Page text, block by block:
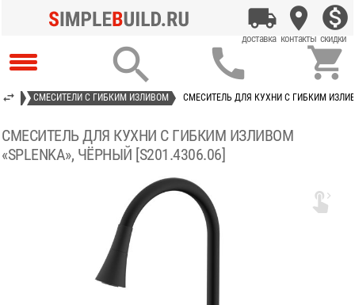
  
СМЕСИТЕЛИ С ГИБКИМ ИЗЛИВОМ СМЕСИТЕЛЬ ДЛЯ КУХНИ С ГИБКИМ
СМЕСИТЕЛЬ ДЛЯ КУХНИ С ГИБКИМ ИЗЛИВОМ
«SPLENKA», ЧЁРНЫЙ [S201.4306.06]
